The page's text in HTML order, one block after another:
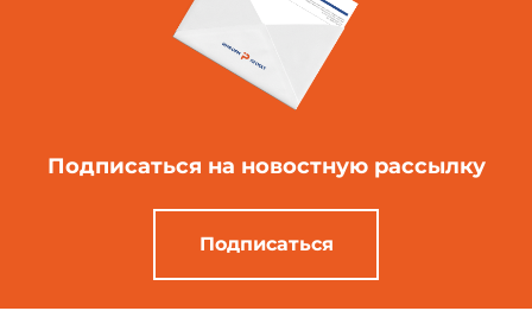
Подписаться на новостную рассылку
Подписаться